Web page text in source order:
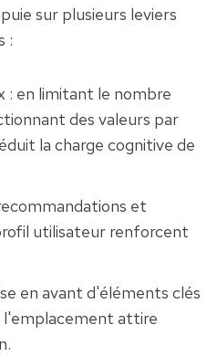
sur plusieurs leviers
:
: en limitant le nombre
des valeurs par
la charge cognitive de
et
utilisateur renforcent
en avant d'éléments clés
l'emplacement attire